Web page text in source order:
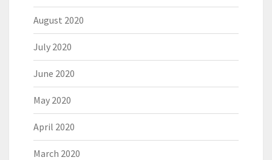
August 2020
July 2020
June 2020
May 2020
April 2020
March 2020